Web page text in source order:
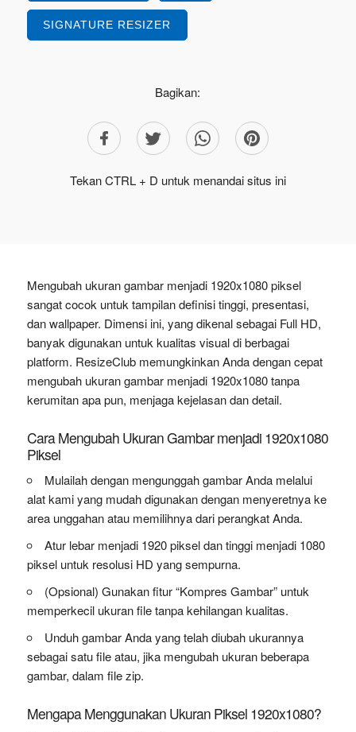
SIGNATURE RESIZER
Bagikan:
Tekan CTRL + D untuk menandai situs ini
Mengubah ukuran gambar menjadi 1920x1080 piksel
sangat cocok untuk tampilan definisi tinggi, presentasi,
dan wallpaper. Dimensi ini, yang dikenal sebagai Full HD,
banyak digunakan untuk kualitas visual di berbagai
platform. ResizeClub memungkinkan Anda dengan cepat
mengubah ukuran gambar menjadi 1920x1080 tanpa
kerumitan apa pun, menjaga kejelasan dan detail.
Cara Mengubah Ukuran Gambar menjadi 1920x1080
Piksel
Mulailah dengan mengunggah gambar Anda melalui
alat kami yang mudah digunakan dengan menyeretnya ke
area unggahan atau memilihnya dari perangkat Anda.
Atur lebar menjadi 1920 piksel dan tinggi menjadi 1080
piksel untuk resolusi HD yang sempurna.
(Opsional) Gunakan fitur “Kompres Gambar” untuk
memperkecil ukuran file tanpa kehilangan kualitas.
Unduh gambar Anda yang telah diubah ukurannya
sebagai satu file atau, jika mengubah ukuran beberapa
gambar, dalam file zip.
Mengapa Menggunakan Ukuran Piksel 1920x1080?